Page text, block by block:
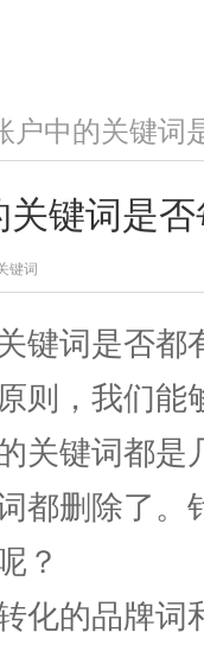
户中的关键词
键词是
键词
键词是否都
则，我们能
关键词都是
都删除了。
？
化的品牌词